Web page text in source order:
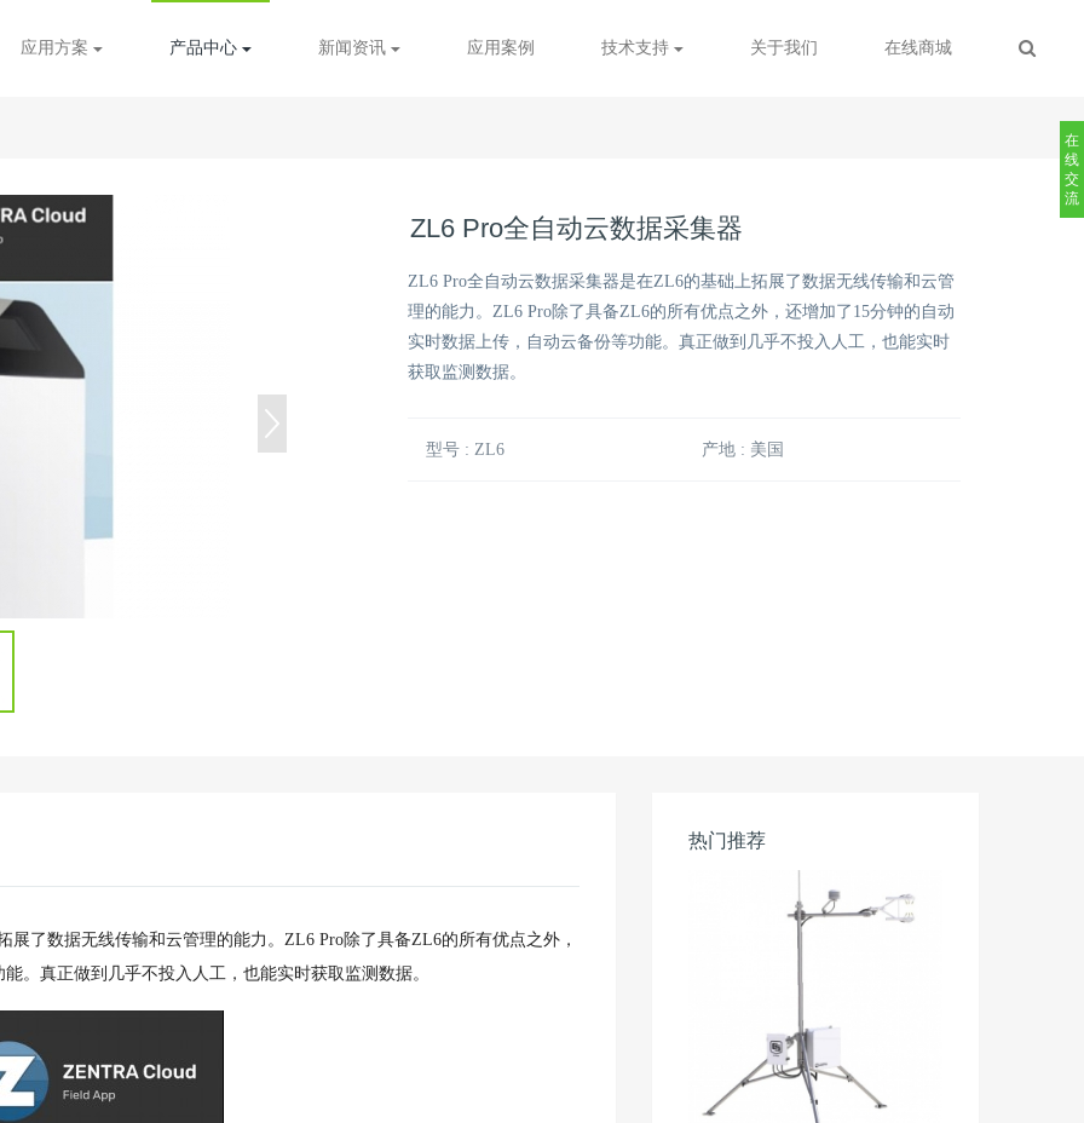
应用方案 产品中心 新闻资讯 应用案例 技术支持 关于我们 在线商城
ZL6 Pro全自动云数据采集器
ZL6 Pro全自动云数据采集器是在ZL6的基础上拓展了数据无线传输和云管
理的能力。ZL6 Pro除了具备ZL6的所有优点之外，还增加了15分钟的自动
实时数据上传，自动云备份等功能。真正做到几乎不投入人工，也能实时
获取监测数据。
型号 : ZL6 产地 : 美国
展了数据无线传输和云管理的能力。ZL6 Pro除了具备ZL6的所有优点之外，
。真正做到几乎不投入人工，也能实时获取监测数据。
热门推荐
在
线
交
流